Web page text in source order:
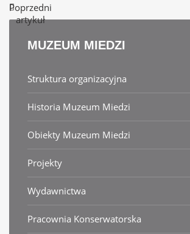
Poprzedni
artykuł
MUZEUM MIEDZI
Struktura organizacyjna
Historia Muzeum Miedzi
Obiekty Muzeum Miedzi
Projekty
Wydawnictwa
Pracownia Konserwatorska